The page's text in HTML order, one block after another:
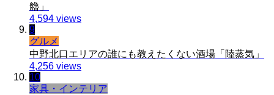
艪」
4,594 views
9
グルメ
中野北口エリアの誰にも教えたくない酒場「陸蒸気」
4,256 views
10
家具・インテリア